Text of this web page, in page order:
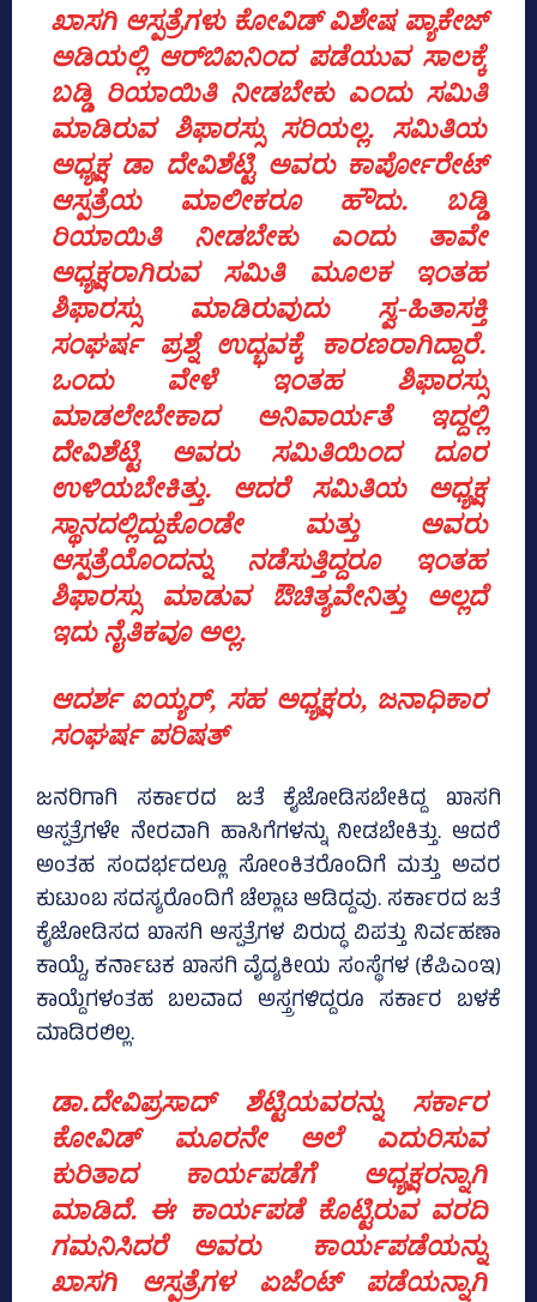
ಖಾಸಗಿ ಆಸ್ಪತ್ರೆಗಳು ಕೋವಿಡ್‌ ವಿಶೇಷ ಪ್ಯಾಕೇಜ್‌
ಅಡಿಯಲ್ಲಿ ಆರ್‌ಬಿಐನಿಂದ ಪಡೆಯುವ ಸಾಲಕ್ಕೆ
ಬಡ್ಡಿ ರಿಯಾಯಿತಿ ನೀಡಬೇಕು ಎಂದು ಸಮಿತಿ
ಮಾಡಿರುವ ಶಿಫಾರಸ್ಸು ಸರಿಯಲ್ಲ. ಸಮಿತಿಯ
ಅಧ್ಯಕ್ಷ ಡಾ ದೇವಿಶೆಟ್ಟಿ ಅವರು ಕಾರ್ಪೋರೇಟ್‌
ಆಸ್ಪತ್ರೆಯ ಮಾಲೀಕರೂ ಹೌದು. ಬಡ್ಡಿ
ರಿಯಾಯಿತಿ ನೀಡಬೇಕು ಎಂದು ತಾವೇ
ಅಧ್ಯಕ್ಷರಾಗಿರುವ ಸಮಿತಿ ಮೂಲಕ ಇಂತಹ
ಶಿಫಾರಸ್ಸು ಮಾಡಿರುವುದು ಸ್ವ-ಹಿತಾಸಕ್ತಿ
ಸಂಘರ್ಷ ಪ್ರಶ್ನೆ ಉದ್ಭವಕ್ಕೆ ಕಾರಣರಾಗಿದ್ದಾರೆ.
ಒಂದು ವೇಳೆ ಇಂತಹ ಶಿಫಾರಸ್ಸು
ಮಾಡಲೇಬೇಕಾದ ಅನಿವಾರ್ಯತೆ ಇದ್ದಲ್ಲಿ
ದೇವಿಶೆಟ್ಟಿ ಅವರು ಸಮಿತಿಯಿಂದ ದೂರ
ಉಳಿಯಬೇಕಿತ್ತು. ಆದರೆ ಸಮಿತಿಯ ಅಧ್ಯಕ್ಷ
ಸ್ಥಾನದಲ್ಲಿದ್ದುಕೊಂಡೇ ಮತ್ತು ಅವರು
ಆಸ್ಪತ್ರೆಯೊಂದನ್ನು ನಡೆಸುತ್ತಿದ್ದರೂ ಇಂತಹ
ಶಿಫಾರಸ್ಸು ಮಾಡುವ ಔಚಿತ್ಯವೇನಿತ್ತು ಅಲ್ಲದೆ
ಇದು ನೈತಿಕವೂ ಅಲ್ಲ.
ಆದರ್ಶ ಐಯ್ಯರ್‌, ಸಹ ಅಧ್ಯಕ್ಷರು, ಜನಾಧಿಕಾರ
ಸಂಘರ್ಷ ಪರಿಷತ್‌
ಜನರಿಗಾಗಿ ಸರ್ಕಾರದ ಜತೆ ಕೈಜೋಡಿಸಬೇಕಿದ್ದ ಖಾಸಗಿ
ಆಸ್ಪತ್ರೆಗಳೇ ನೇರವಾಗಿ ಹಾಸಿಗೆಗಳನ್ನು ನೀಡಬೇಕಿತ್ತು. ಆದರೆ
ಅಂತಹ ಸಂದರ್ಭದಲ್ಲೂ ಸೋಂಕಿತರೊಂದಿಗೆ ಮತ್ತು ಅವರ
ಕುಟುಂಬ ಸದಸ್ಯರೊಂದಿಗೆ ಚೆಲ್ಲಾಟ ಆಡಿದ್ದವು. ಸರ್ಕಾರದ ಜತೆ
ಕೈಜೋಡಿಸದ ಖಾಸಗಿ ಆಸ್ಪತ್ರೆಗಳ ವಿರುದ್ಧ ವಿಪತ್ತು ನಿರ್ವಹಣಾ
ಕಾಯ್ದೆ, ಕರ್ನಾಟಕ ಖಾಸಗಿ ವೈದ್ಯಕೀಯ ಸಂಸ್ಥೆಗಳ (ಕೆಪಿಎಂಇ)
ಕಾಯ್ದೆಗಳಂತಹ ಬಲವಾದ ಅಸ್ತ್ರಗಳಿದ್ದರೂ ಸರ್ಕಾರ ಬಳಕೆ
ಮಾಡಿರಲಿಲ್ಲ.
ಡಾ.ದೇವಿಪ್ರಸಾದ್ ಶೆಟ್ಟಿಯವರನ್ನು ಸರ್ಕಾರ
ಕೋವಿಡ್ ಮೂರನೇ ಅಲೆ ಎದುರಿಸುವ
ಕುರಿತಾದ ಕಾರ್ಯಪಡೆಗೆ ಅಧ್ಯಕ್ಷರನ್ನಾಗಿ
ಮಾಡಿದೆ. ಈ ಕಾರ್ಯಪಡೆ ಕೊಟ್ಟಿರುವ ವರದಿ
ಗಮನಿಸಿದರೆ ಅವರು ಕಾರ್ಯಪಡೆಯನ್ನು
ಖಾಸಗಿ ಆಸ್ಪತ್ರೆಗಳ ಏಜೆಂಟ್ ಪಡೆಯನ್ನಾಗಿ